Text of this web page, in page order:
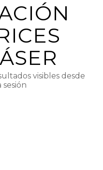
visibles desde
sesión